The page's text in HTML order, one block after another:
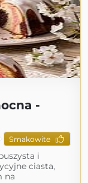
-
Smakowite
i
ciasta,
na